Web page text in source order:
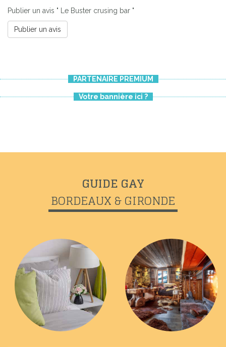
Publier un avis " Le Buster crusing bar "
Publier un avis
PARTENAIRE PREMIUM
Votre bannière ici ?
GUIDE GAY
BORDEAUX & GIRONDE